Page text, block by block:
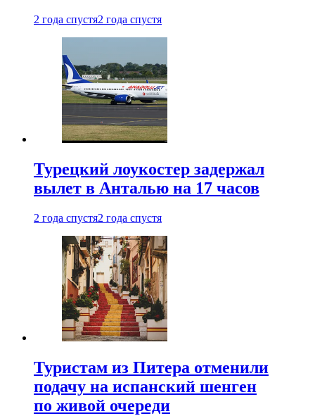
2 года спустя2 года спустя
Турецкий лоукостер задержал
вылет в Анталью на 17 часов
2 года спустя2 года спустя
Туристам из Питера отменили
подачу на испанский шенген
по живой очереди